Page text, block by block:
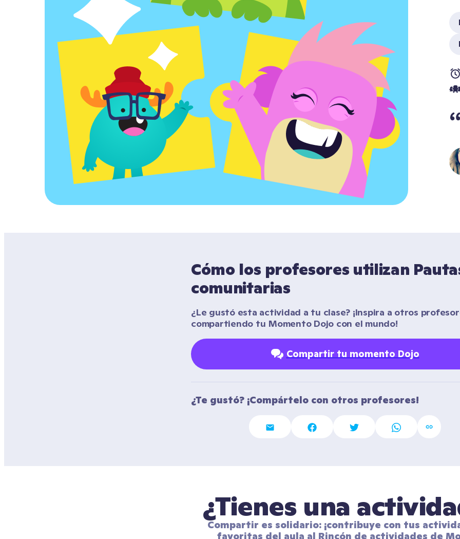
Cómo los profesores utilizan
comunitarias
¿Le gustó esta actividad a tu clase? ¡Inspira a otros
compartiendo tu Momento Dojo con el mundo!
Compartir tu momento Dojo
¿Te gustó? ¡Compártelo con otros profesores!
¿Tienes una
Compartir es solidario: ¡contribuye con tus
favoritas del aula al Rincón de actividades de